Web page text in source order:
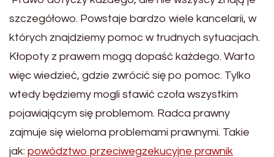
szczegółowo. Powstaje bardzo wiele kancelarii, w
których znajdziemy pomoc w trudnych sytuacjach.
Kłopoty z prawem mogą dopaść każdego. Warto
więc wiedzieć, gdzie zwrócić się po pomoc. Tylko
wtedy będziemy mogli stawić czoła wszystkim
pojawiającym się problemom. Radca prawny
zajmuje się wieloma problemami prawnymi. Takie
jak: powództwo przeciwegzekucyjne prawnik